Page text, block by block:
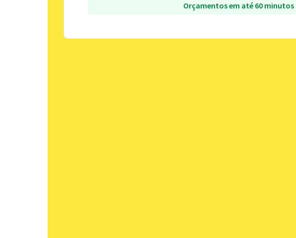
Orçamentos em até 60 minutos